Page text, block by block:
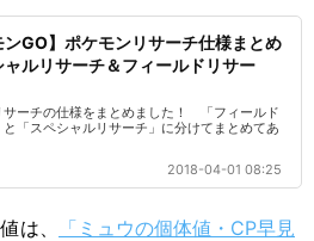
ンGO】ポケモンリサーチ仕様まとめ
ャルリサーチ＆フィールドリサー
サーチの仕様をまとめました！ 「フィールド
と「スペシャルリサーチ」に分けてまとめてあ
2018-04-01 08:25
は、
「ミュウの個体値・CP早見